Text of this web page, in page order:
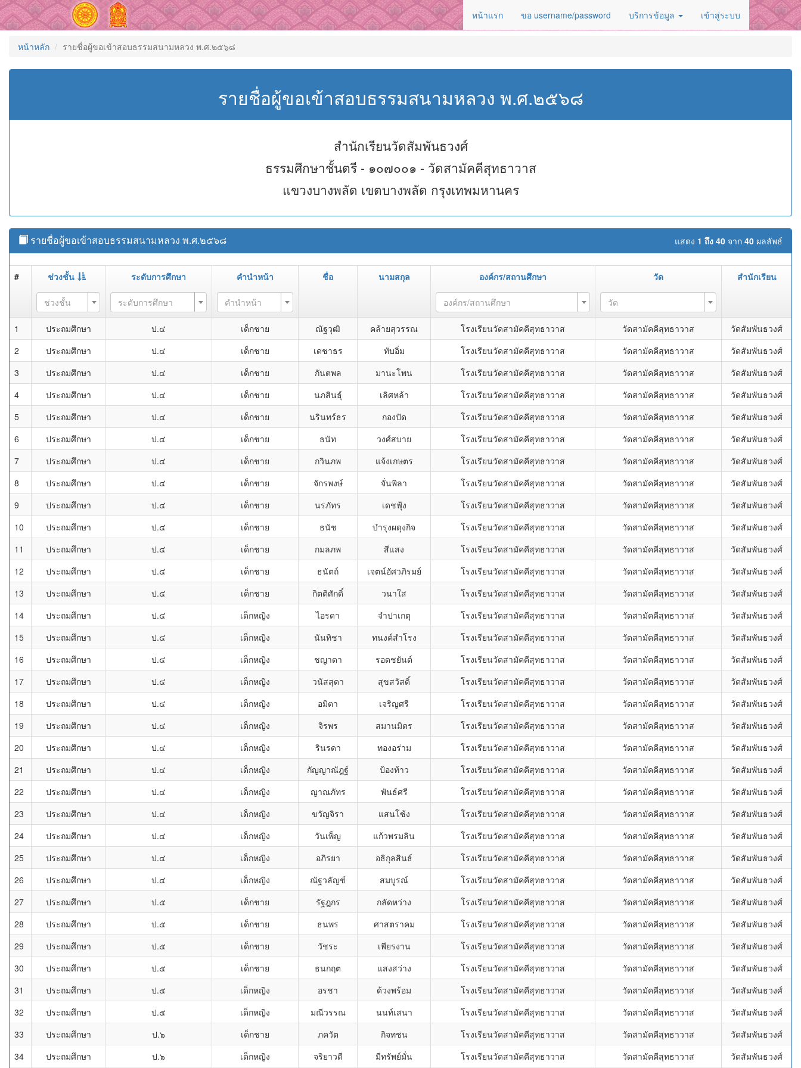
หน้าแรก ขอ username/password บริการข้อมูล เข้าสู่ระบบ
หน้าหลัก รายชื่อผู้ขอเข้าสอบธรรมสนามหลวง พ.ศ.๒๕๖๘
รายชื่อผู้ขอเข้าสอบธรรมสนามหลวง พ.ศ.๒๕๖๘
สำนักเรียนวัดสัมพันธวงศ์
ธรรมศึกษาชั้นตรี - ๑๐๗๐๐๑ - วัดสามัคคีสุทธาวาส
แขวงบางพลัด เขตบางพลัด กรุงเทพมหานคร
แสดง 1 ถึง 40 จาก 40 ผลลัพธ์
รายชื่อผู้ขอเข้าสอบธรรมสนามหลวง พ.ศ.๒๕๖๘
# ช่วงชั้น ระดับการศึกษา คำนำหน้า ชื่อ นามสกุล องค์กร/สถานศึกษา วัด สำนักเรียน
ช่วงชั้น ระดับการศึกษา คำนำหน้า องค์กร/สถานศึกษา วัด
1 ประถมศึกษา ป.๔ เด็กชาย ณัฐวุฒิ คล้ายสุวรรณ โรงเรียนวัดสามัคคีสุทธาวาส วัดสามัคคีสุทธาวาส
วัดสัมพันธวงศ์
2
ประถมศึกษา ป.๔ เด็กชาย เดชาธร ทับอิ่ม โรงเรียนวัดสามัคคีสุทธาวาส วัดสามัคคีสุทธาวาส
วัดสัมพันธวงศ์
3
ประถมศึกษา ป.๔ เด็กชาย กันตพล มานะโพน โรงเรียนวัดสามัคคีสุทธาวาส วัดสามัคคีสุทธาวาส
วัดสัมพันธวงศ์
4
ประถมศึกษา ป.๔ เด็กชาย นภสินธุ์ เลิศหล้า โรงเรียนวัดสามัคคีสุทธาวาส วัดสามัคคีสุทธาวาส
วัดสัมพันธวงศ์
5
ประถมศึกษา ป.๔ เด็กชาย นรินทร์ธร กองปัด โรงเรียนวัดสามัคคีสุทธาวาส วัดสามัคคีสุทธาวาส
วัดสัมพันธวงศ์
6
ประถมศึกษา ป.๔ เด็กชาย ธนัท วงศ์สบาย โรงเรียนวัดสามัคคีสุทธาวาส วัดสามัคคีสุทธาวาส
วัดสัมพันธวงศ์
7
ประถมศึกษา ป.๔ เด็กชาย กวินภพ แจ้งเกษตร โรงเรียนวัดสามัคคีสุทธาวาส วัดสามัคคีสุทธาวาส
วัดสัมพันธวงศ์
8
ประถมศึกษา ป.๔ เด็กชาย จักรพงษ์ จั่นพิลา โรงเรียนวัดสามัคคีสุทธาวาส วัดสามัคคีสุทธาวาส
วัดสัมพันธวงศ์
9
ประถมศึกษา ป.๔ เด็กชาย นรภัทร เดชฟุ้ง โรงเรียนวัดสามัคคีสุทธาวาส วัดสามัคคีสุทธาวาส
วัดสัมพันธวงศ์
10
ประถมศึกษา ป.๔ เด็กชาย ธนัช บำรุงผดุงกิจ โรงเรียนวัดสามัคคีสุทธาวาส วัดสามัคคีสุทธาวาส
วัดสัมพันธวงศ์
11
ประถมศึกษา ป.๔ เด็กชาย กมลภพ สีแสง โรงเรียนวัดสามัคคีสุทธาวาส วัดสามัคคีสุทธาวาส
วัดสัมพันธวงศ์
12
ประถมศึกษา ป.๔ เด็กชาย ธนัตถ์ เจตน์อัศวภิรมย์ โรงเรียนวัดสามัคคีสุทธาวาส วัดสามัคคีสุทธาวาส
วัดสัมพันธวงศ์
13
ประถมศึกษา ป.๔ เด็กชาย กิตติศักดิ์ วนาใส โรงเรียนวัดสามัคคีสุทธาวาส วัดสามัคคีสุทธาวาส
วัดสัมพันธวงศ์
14
ประถมศึกษา ป.๔ เด็กหญิง ไอรดา จำปาเกตุ โรงเรียนวัดสามัคคีสุทธาวาส วัดสามัคคีสุทธาวาส
วัดสัมพันธวงศ์
15
ประถมศึกษา ป.๔ เด็กหญิง นันทิชา ทนงค์สำโรง โรงเรียนวัดสามัคคีสุทธาวาส วัดสามัคคีสุทธาวาส
วัดสัมพันธวงศ์
16
ประถมศึกษา ป.๔ เด็กหญิง ชญาดา รอดชยันต์ โรงเรียนวัดสามัคคีสุทธาวาส วัดสามัคคีสุทธาวาส
วัดสัมพันธวงศ์
17
ประถมศึกษา ป.๔ เด็กหญิง วนัสสุดา สุขสวัสดิ์ โรงเรียนวัดสามัคคีสุทธาวาส วัดสามัคคีสุทธาวาส
วัดสัมพันธวงศ์
18
ประถมศึกษา ป.๔ เด็กหญิง อมิตา เจริญศรี โรงเรียนวัดสามัคคีสุทธาวาส วัดสามัคคีสุทธาวาส
วัดสัมพันธวงศ์
19
ประถมศึกษา ป.๔ เด็กหญิง จิรพร สมานมิตร โรงเรียนวัดสามัคคีสุทธาวาส วัดสามัคคีสุทธาวาส
วัดสัมพันธวงศ์
20
ประถมศึกษา ป.๔ เด็กหญิง รินรดา ทองอร่าม โรงเรียนวัดสามัคคีสุทธาวาส วัดสามัคคีสุทธาวาส
วัดสัมพันธวงศ์
21
ประถมศึกษา ป.๔ เด็กหญิง กัญญาณัฎฐ์ ป้องท้าว โรงเรียนวัดสามัคคีสุทธาวาส วัดสามัคคีสุทธาวาส
วัดสัมพันธวงศ์
22
ประถมศึกษา ป.๔ เด็กหญิง ญาณภัทร พันธ์ศรี โรงเรียนวัดสามัคคีสุทธาวาส วัดสามัคคีสุทธาวาส
วัดสัมพันธวงศ์
23
ประถมศึกษา ป.๔ เด็กหญิง ขวัญจิรา แสนโซ้ง โรงเรียนวัดสามัคคีสุทธาวาส วัดสามัคคีสุทธาวาส
วัดสัมพันธวงศ์
24
ประถมศึกษา ป.๔ เด็กหญิง วันเพ็ญ แก้วพรมลิน โรงเรียนวัดสามัคคีสุทธาวาส วัดสามัคคีสุทธาวาส
วัดสัมพันธวงศ์
25
ประถมศึกษา ป.๔ เด็กหญิง อภิรยา อธิกุลสินธ์ โรงเรียนวัดสามัคคีสุทธาวาส วัดสามัคคีสุทธาวาส
วัดสัมพันธวงศ์
26
ประถมศึกษา ป.๔ เด็กหญิง ณัฐวลัญช์ สมบูรณ์ โรงเรียนวัดสามัคคีสุทธาวาส วัดสามัคคีสุทธาวาส
วัดสัมพันธวงศ์
27
ประถมศึกษา ป.๕ เด็กชาย รัฐฎกร กลัดหว่าง โรงเรียนวัดสามัคคีสุทธาวาส วัดสามัคคีสุทธาวาส
วัดสัมพันธวงศ์
28
ประถมศึกษา ป.๕ เด็กชาย ธนพร ศาสตราคม โรงเรียนวัดสามัคคีสุทธาวาส วัดสามัคคีสุทธาวาส
วัดสัมพันธวงศ์
29
ประถมศึกษา ป.๕ เด็กชาย วัชระ เพียรงาน โรงเรียนวัดสามัคคีสุทธาวาส วัดสามัคคีสุทธาวาส
วัดสัมพันธวงศ์
30
ประถมศึกษา ป.๕ เด็กชาย ธนกฤต แสงสว่าง โรงเรียนวัดสามัคคีสุทธาวาส วัดสามัคคีสุทธาวาส
วัดสัมพันธวงศ์
31
ประถมศึกษา ป.๕ เด็กหญิง อรชา ด้วงพร้อม โรงเรียนวัดสามัคคีสุทธาวาส วัดสามัคคีสุทธาวาส
วัดสัมพันธวงศ์
32
ประถมศึกษา ป.๕ เด็กหญิง มณีวรรณ นนท์เสนา โรงเรียนวัดสามัคคีสุทธาวาส วัดสามัคคีสุทธาวาส
วัดสัมพันธวงศ์
33
ประถมศึกษา ป.๖ เด็กชาย ภควัต กิจทชน โรงเรียนวัดสามัคคีสุทธาวาส วัดสามัคคีสุทธาวาส
วัดสัมพันธวงศ์
34
ประถมศึกษา ป.๖ เด็กหญิง จริยาวดี มีทรัพย์มั่น โรงเรียนวัดสามัคคีสุทธาวาส วัดสามัคคีสุทธาวาส วัดสัมพันธวงศ์